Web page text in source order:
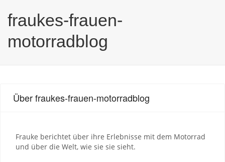
fraukes-frauen-
motorradblog
Über fraukes-frauen-motorradblog
Frauke berichtet über ihre Erlebnisse mit dem Motorrad
und über die Welt, wie sie sie sieht.